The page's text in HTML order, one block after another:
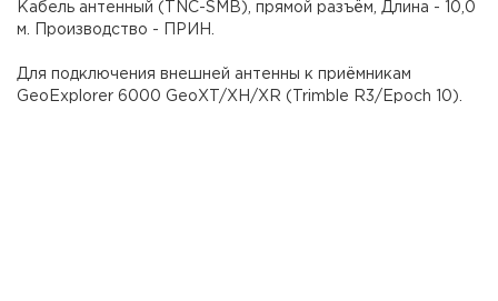
Кабель антенный (TNC-SMB), прямой разъём, Длина - 10,0
м. Производство - ПРИН.
Для подключения внешней антенны к приёмникам
GeoExplorer 6000 GeoXT/XH/XR (Trimble R3/Epoch 10).